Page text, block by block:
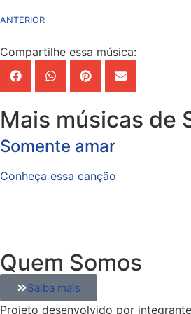
ANTERIOR
Compartilhe essa música:
Mais músicas de
Somente amar
Conheça essa canção
Quem Somos
Saiba mais
Projeto desenvolvido por